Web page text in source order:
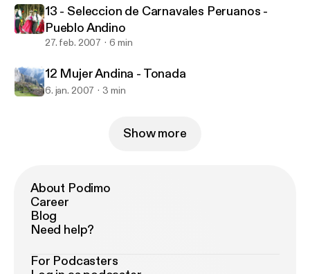
13 - Seleccion de Carnavales Peruanos -
Pueblo Andino
27. feb. 2007 6 min
12 Mujer Andina - Tonada
6. jan. 2007 3 min
Show more
About Podimo
Career
Blog
Need help?
For Podcasters